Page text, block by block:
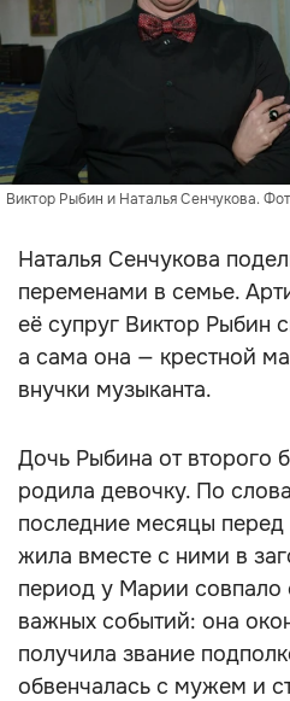
Виктор Рыбин и Наталья Сенчукова.
Наталья Сенчукова
переменами в семье.
её супруг Виктор Рыбин
а сама она — крестной
внучки музыканта.
Дочь Рыбина от второго
родила девочку. По
последние месяцы
жила вместе с ними в
период у Марии совпало
важных событий: она
получила звание
обвенчалась с мужем и